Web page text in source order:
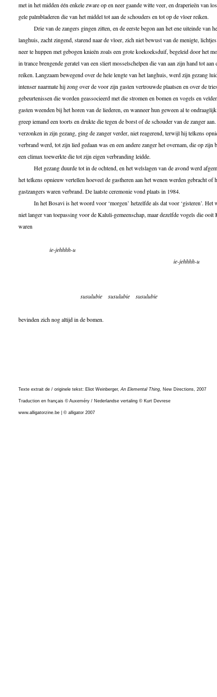
met in het midden één enkele zware op en neer gaande witte veer, en draperieën van
gele palmbladeren die van het middel tot aan de schouders en tot op de vloer reiken.
Drie van de zangers gingen zitten, en de eerste begon aan het ene uiteinde van
langhuis, zacht zingend, starend naar de vloer, zich niet bewust van de menigte,
neer te huppen met gebogen knieën zoals een grote koekoeksduif, begeleid door het
in trance brengende geratel van een sliert mosselschelpen die van aan zijn hand tot aan
reiken. Langzaam bewegend over de hele lengte van het langhuis, werd zijn gezang
intenser naarmate hij zong over de voor zijn gasten vertrouwde plaatsen en over de
gebeurtenissen die worden geassocieerd met die stromen en bomen en vogels en
gasten weenden bij het horen van de liederen, en wanneer hun geween al te
greep iemand een toorts en drukte die tegen de borst of de schouder van de zanger
verzonken in zijn gezang, ging de zanger verder, niet reagerend, terwijl hij telkens
verbrand werd, tot zijn lied gedaan was en een andere zanger het overnam, die op zijn
een climax toewerkte die tot zijn eigen verbranding leidde.
Het gezang duurde tot in de ochtend, en het welslagen van de avond werd
het telkens opnieuw vertellen hoeveel de gastheren aan het wenen werden gebracht of
gastzangers waren verbrand. De laatste ceremonie vond plaats in 1984.
In het Bosavi is het woord voor ‘morgen’ hetzelfde als dat voor ‘gisteren’. Het
niet langer van toepassing voor de Kaluli-gemeenschap, maar dezelfde vogels die ooit
waren
ie-jehhhh-u
ie-jehhhh-u
susulubie susulubie susulubie
bevinden zich nog altijd in de bomen.
Texte extrait de / originele tekst: Eliot Weinberger,An Elemental Thing, New Directions, 2007
Traduction en français © Auxeméry / Nederlandse vertaling © Kurt Devrese
www.alligatorzine.be | © alligator 2007